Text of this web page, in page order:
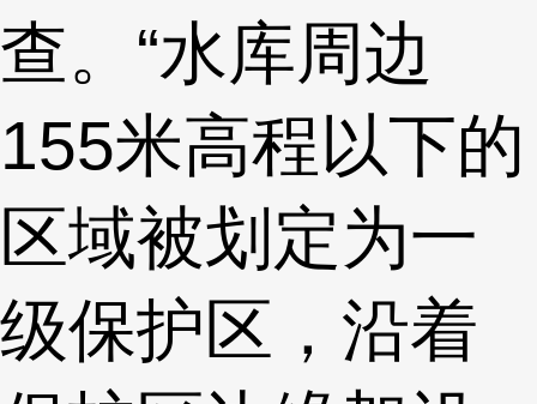
查。“水库周边
155米高程以下的
区域被划定为一
级保护区，沿着